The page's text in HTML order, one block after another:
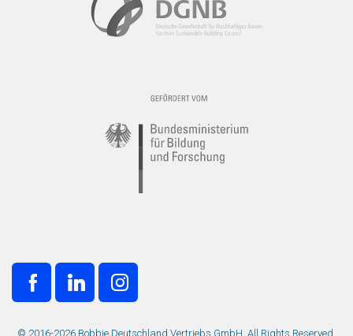
© 2016-2026 Bobbie Deutschland Vertriebs GmbH. All Rights Reserved.